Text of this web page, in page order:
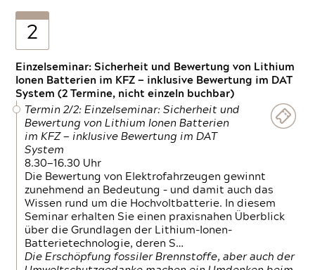
2
Einzelseminar: Sicherheit und Bewertung von Lithium
Ionen Batterien im KFZ — inklusive Bewertung im DAT
System (2 Termine, nicht einzeln buchbar)
Termin 2/2: Einzelseminar: Sicherheit und
Bewertung von Lithium Ionen Batterien
im KFZ — inklusive Bewertung im DAT
System
8.30—16.30 Uhr
Die Bewertung von Elektrofahrzeugen gewinnt
zunehmend an Bedeutung – und damit auch das
Wissen rund um die Hochvoltbatterie. In diesem
Seminar erhalten Sie einen praxisnahen Überblick
über die Grundlagen der Lithium-Ionen-
Batterietechnologie, deren S…
Die Erschöpfung fossiler Brennstoffe, aber auch der